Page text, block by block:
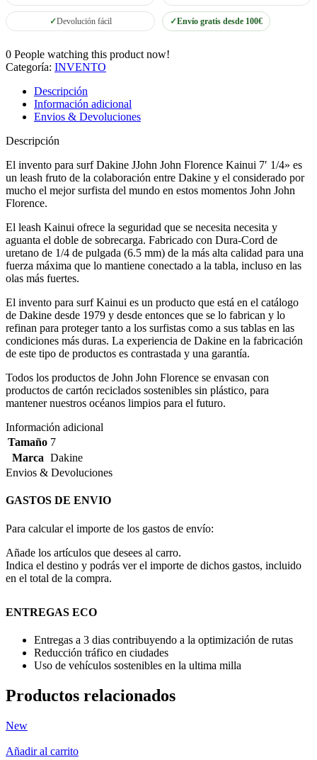
Devolución fácil Envío gratis desde 100€
0 People watching this product now!
Categoría: INVENTO
Descripción
Información adicional
Envios & Devoluciones
Descripción
El invento para surf Dakine JJohn John Florence Kainui 7′ 1/4» es
un leash fruto de la colaboración entre Dakine y el considerado por
mucho el mejor surfista del mundo en estos momentos John John
Florence.
El leash Kainui ofrece la seguridad que se necesita necesita y
aguanta el doble de sobrecarga. Fabricado con Dura-Cord de
uretano de 1/4 de pulgada (6.5 mm) de la más alta calidad para una
fuerza máxima que lo mantiene conectado a la tabla, incluso en las
olas más fuertes.
El invento para surf Kainui es un producto que está en el catálogo
de Dakine desde 1979 y desde entonces que se lo fabrican y lo
refinan para proteger tanto a los surfistas como a sus tablas en las
condiciones más duras. La experiencia de Dakine en la fabricación
de este tipo de productos es contrastada y una garantía.
Todos los productos de John John Florence se envasan con
productos de cartón reciclados sostenibles sin plástico, para
mantener nuestros océanos limpios para el futuro.
Información adicional
Tamaño 7
Marca Dakine
Envios & Devoluciones
GASTOS DE ENVIO
Para calcular el importe de los gastos de envío:
Añade los artículos que desees al carro.
Indica el destino y podrás ver el importe de dichos gastos, incluido
en el total de la compra.
ENTREGAS ECO
Entregas a 3 dias contribuyendo a la optimización de rutas
Reducción tráfico en ciudades
Uso de vehículos sostenibles en la ultima milla
Productos relacionados
New
Añadir al carrito